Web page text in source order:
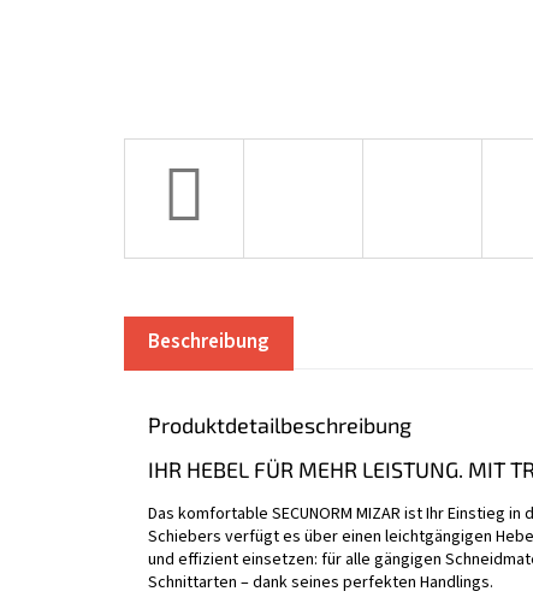
Beschreibung
Produktdetailbeschreibung
IHR HEBEL FÜR MEHR LEISTUNG. MIT
Das komfortable SECUNORM MIZAR ist Ihr Einstieg
Schiebers verfügt es über einen leichtgängigen
und effizient einsetzen: für alle gängigen
Schnittarten – dank seines perfekten Handlings.